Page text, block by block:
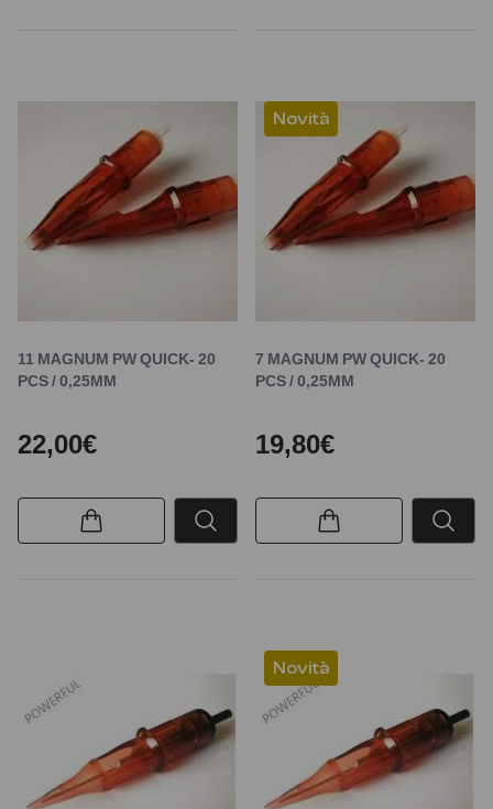
11 MAGNUM PW QUICK- 20
PCS / 0,25MM
22,00€
Novità
7 MAGNUM PW QUICK- 20
PCS / 0,25MM
19,80€
Novità